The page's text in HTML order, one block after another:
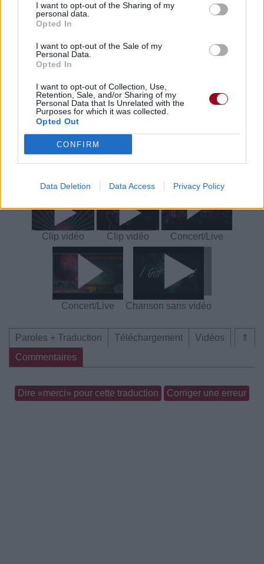
I want to opt-out of the Sharing of my
personal data.
Opted In
I want to opt-out of the Sale of my
Personal Data.
Opted In
I want to opt-out of Collection, Use,
Retention, Sale, and/or Sharing of my
Personal Data that Is Unrelated with the
Purposes for which it was collected.
Opted Out
CONFIRM
Data Deletion Data Access Privacy Policy
Télécharger légalement les MP3 sur
Télécharger légalement les MP3 ou trouver le CD sur
Trouver des vinyles et des CD sur
Trouver un instrument de musique ou une partition au
meilleur prix sur
Paroles + Traduction Téléchargement
Commentaires
Voir la vidéo de «I Got No Time»
Clip vidéo Clip vidéo Concert/Live
Concert/Live Chanson sans vidéo
⇑
Paroles + Traduction Téléchargement
Vidéos
Commentaires
Dire «merci» pour cette traduction Corriger une erreur